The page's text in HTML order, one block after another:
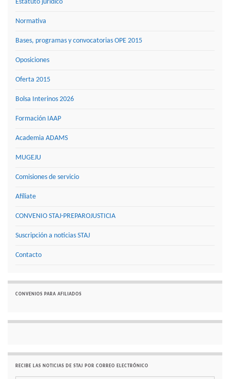
Estatuto jurídico
Normativa
Bases, programas y convocatorias OPE 2015
Oposiciones
Oferta 2015
Bolsa Interinos 2026
Formación IAAP
Academia ADAMS
MUGEJU
Comisiones de servicio
Afíliate
CONVENIO STAJ-PREPAROJUSTICIA
Suscripción a noticias STAJ
Contacto
CONVENIOS PARA AFILIADOS
RECIBE LAS NOTICIAS DE STAJ POR CORREO ELECTRÓNICO